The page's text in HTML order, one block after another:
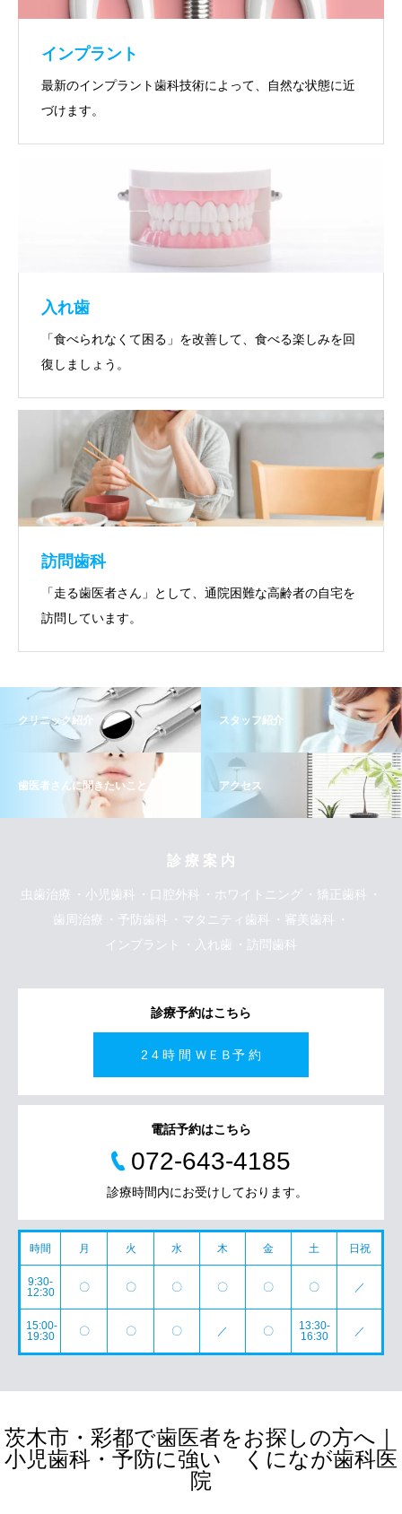
インプラント
最新のインプラント歯科技術によって、自然な状態に近
づけます。
入れ歯
「食べられなくて困る」を改善して、食べる楽しみを回
復しましょう。
訪問歯科
「走る歯医者さん」として、通院困難な高齢者の自宅を
訪問しています。
クリニック紹介 スタッフ紹介
歯医者さんに聞きたいこと アクセス
診 療 案 内
虫歯治療 小児歯科 口腔外科 ホワイトニング
矯正歯科
歯周治療
予防歯科 マタニティ歯科
審美歯科
インプラント
入れ歯 訪問歯科
診療予約はこちら
2 4 時 間 ＷＥＢ予 約
電話予約はこちら
072-643-4185
診療時間内にお受けしております。
時間 月 火 水 木 金 土 日祝
9:30-
12:30
〇 〇 〇 〇 〇 〇 ／
15:00-
19:30
〇 〇 〇 ／ 〇
13:30-
16:30
／
茨木市・彩都で歯医者をお探しの方へ｜
小児歯科・予防に強い くになが歯科医
院